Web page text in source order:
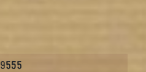
9555